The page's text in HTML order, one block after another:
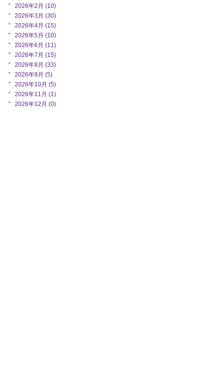
2026年2月 (10)
2026年3月 (30)
2026年4月 (15)
2026年5月 (10)
2026年6月 (11)
2026年7月 (15)
2026年8月 (33)
2026年9月 (5)
2026年10月 (5)
2026年11月 (1)
2026年12月 (0)